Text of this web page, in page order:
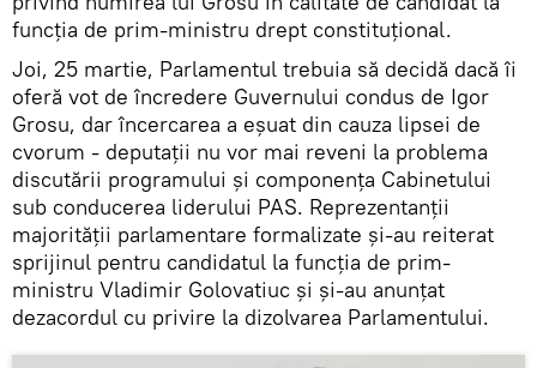
funcția de prim-ministru drept constituțional.
Joi, 25 martie, Parlamentul trebuia să decidă dacă îi
oferă vot de încredere Guvernului condus de Igor
Grosu, dar încercarea a eșuat din cauza lipsei de
cvorum - deputații nu vor mai reveni la problema
discutării programului și componența Cabinetului
sub conducerea liderului PAS. Reprezentanții
majorității parlamentare formalizate și-au reiterat
sprijinul pentru candidatul la funcția de prim-
ministru Vladimir Golovatiuc și și-au anunțat
dezacordul cu privire la dizolvarea Parlamentului.